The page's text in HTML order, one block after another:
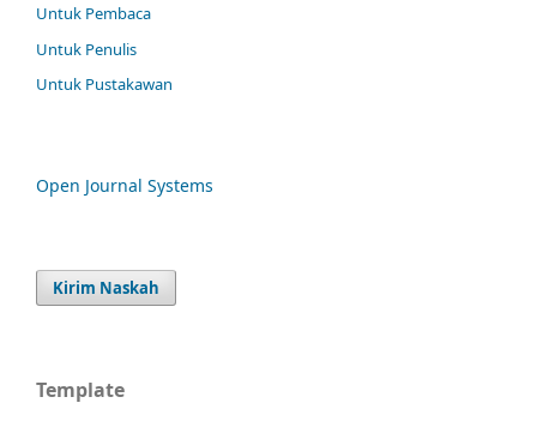
Untuk Pembaca
Untuk Penulis
Untuk Pustakawan
Open Journal Systems
Kirim Naskah
Template